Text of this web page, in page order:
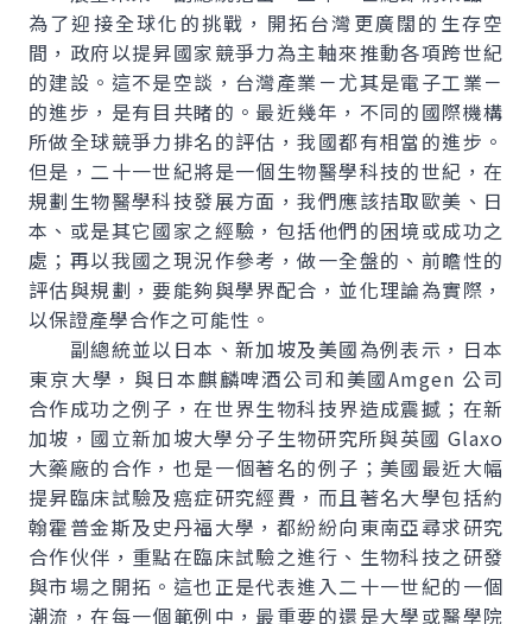
為了迎接全球化的挑戰，開拓台灣更廣闊的生存空
間，政府以提昇國家競爭力為主軸來推動各項跨世紀
的建設。這不是空談，台灣產業－尤其是電子工業－
的進步，是有目共睹的。最近幾年，不同的國際機構
所做全球競爭力排名的評估，我國都有相當的進步。
但是，二十一世紀將是一個生物醫學科技的世紀，在
規劃生物醫學科技發展方面，我們應該拮取歐美、日
本、或是其它國家之經驗，包括他們的困境或成功之
處；再以我國之現況作參考，做一全盤的、前瞻性的
評估與規劃，要能夠與學界配合，並化理論為實際，
以保證產學合作之可能性。
副總統並以日本、新加坡及美國為例表示，日本
東京大學，與日本麒麟啤酒公司和美國Amgen 公司
合作成功之例子，在世界生物科技界造成震撼；在新
加坡，國立新加坡大學分子生物研究所與英國 Glaxo
大藥廠的合作，也是一個著名的例子；美國最近大幅
提昇臨床試驗及癌症研究經費，而且著名大學包括約
翰霍普金斯及史丹福大學，都紛紛向東南亞尋求研究
合作伙伴，重點在臨床試驗之進行、生物科技之研發
與市場之開拓。這也正是代表進入二十一世紀的一個
潮流，在每一個範例中，最重要的還是大學或醫學院